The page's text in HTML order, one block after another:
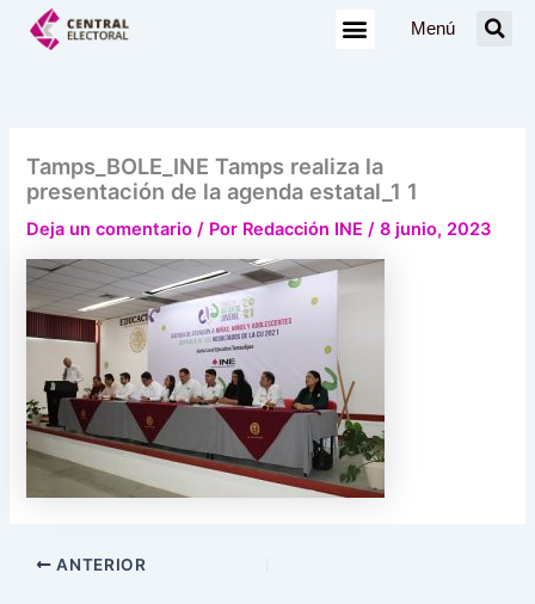
Menú
Tamps_BOLE_INE Tamps realiza la
presentación de la agenda estatal_1 1
Deja un comentario / Por Redacción INE/8 junio, 2023
ANTERIOR